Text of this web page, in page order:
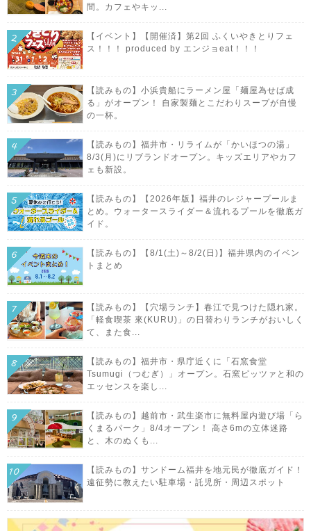
間。カフェやキッ...
【イベント】【開催済】第2回 ふくいやきとりフェ
ス！！！ produced by エンジョeat！！！
【読みもの】小浜貴船にラーメン屋「麺屋為せば成
る」がオープン！ 自家製麺とこだわりスープが自慢
の一杯。
【読みもの】福井市・リライムが「かいほつの湯」
8/3(月)にリブランドオープン。キッズエリアやカフ
ェも新設。
【読みもの】【2026年版】福井のレジャープールま
とめ。ウォータースライダー＆流れるプールを徹底ガ
イド。
【読みもの】【8/1(土)～8/2(日)】福井県内のイベン
トまとめ
【読みもの】【穴場ランチ】春江で見つけた隠れ家。
「軽食喫茶 來(KURU)」の日替わりランチがおいしく
て、また食...
【読みもの】福井市・県庁近くに「石窯食堂
Tsumugi（つむぎ）」オープン。石窯ピッツァと和の
エッセンスを楽し...
【読みもの】越前市・武生楽市に無料屋内遊び場「ら
くまるパーク」8/4オープン！ 高さ6mの立体迷路
と、木のぬくも...
【読みもの】サンドーム福井を地元民が徹底ガイド！
遠征勢に教えたい駐車場・託児所・周辺スポット